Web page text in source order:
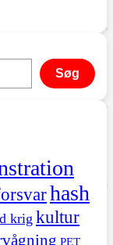
Søg
hash
krig kultur
PET